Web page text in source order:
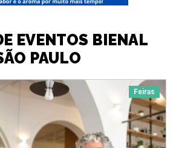
EVENTOS BIENAL
PAULO
Feiras